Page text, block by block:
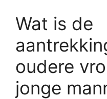
Wat is de
oudere
jonge